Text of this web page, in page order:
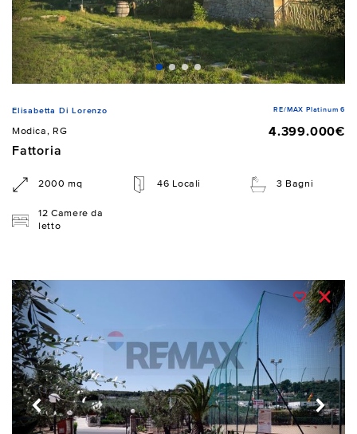
Elisabetta Di Lorenzo RE/MAX Platinum 6
Modica, RG
4.399.000€
Fattoria
2000 mq 46 Locali 3 Bagni
12 Camere da
letto